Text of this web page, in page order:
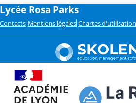
Lycée Rosa Parks
Contacts Mentions légales Chartes d'utilisation